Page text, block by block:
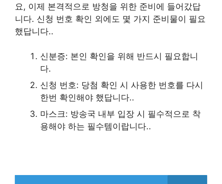
요, 이제 본격적으로 방청을 위한 준비에 들어갔답
니다. 신청 번호 확인 외에도 몇 가지 준비물이 필요
했답니다..
신분증: 본인 확인을 위해 반드시 필요합니
다.
신청 번호: 당첨 확인 시 사용한 번호를 다시
한번 확인해야 했답니다..
마스크: 방송국 내부 입장 시 필수적으로 착
용해야 하는 필수템이랍니다..